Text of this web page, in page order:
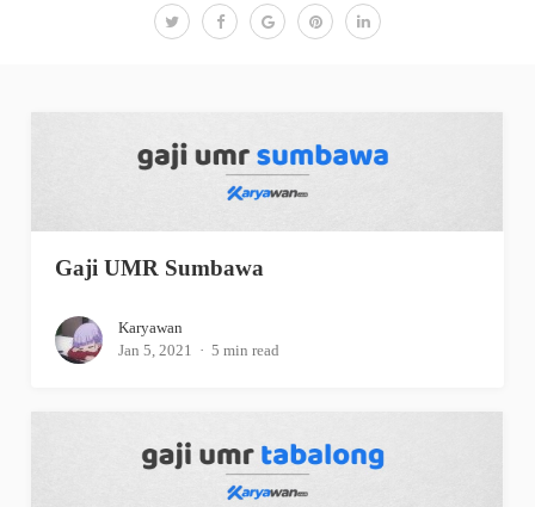
Gaji UMR Sumbawa
Karyawan
Jan 5, 2021
5 min read